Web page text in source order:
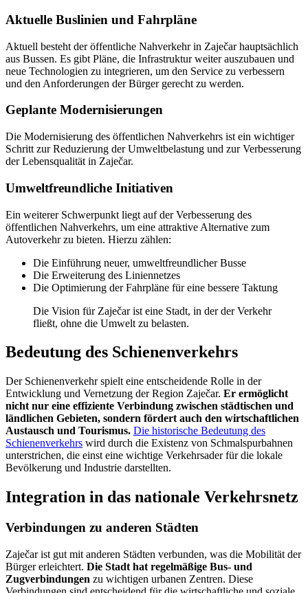
Aktuelle Buslinien und Fahrpläne
Aktuell besteht der öffentliche Nahverkehr in Zaječar hauptsächlich
aus Bussen. Es gibt Pläne, die Infrastruktur weiter auszubauen und
neue Technologien zu integrieren, um den Service zu verbessern
und den Anforderungen der Bürger gerecht zu werden.
Geplante Modernisierungen
Die Modernisierung des öffentlichen Nahverkehrs ist ein wichtiger
Schritt zur Reduzierung der Umweltbelastung und zur Verbesserung
der Lebensqualität in Zaječar.
Umweltfreundliche Initiativen
Ein weiterer Schwerpunkt liegt auf der Verbesserung des
öffentlichen Nahverkehrs, um eine attraktive Alternative zum
Autoverkehr zu bieten. Hierzu zählen:
Die Einführung neuer, umweltfreundlicher Busse
Die Erweiterung des Liniennetzes
Die Optimierung der Fahrpläne für eine bessere Taktung
Die Vision für Zaječar ist eine Stadt, in der der Verkehr
fließt, ohne die Umwelt zu belasten.
Bedeutung des Schienenverkehrs
Der Schienenverkehr spielt eine entscheidende Rolle in der
Entwicklung und Vernetzung der Region Zaječar. Er ermöglicht
nicht nur eine effiziente Verbindung zwischen städtischen und
ländlichen Gebieten, sondern fördert auch den wirtschaftlichen
Austausch und Tourismus. Die historische Bedeutung des
Schienenverkehrs wird durch die Existenz von Schmalspurbahnen
unterstrichen, die einst eine wichtige Verkehrsader für die lokale
Bevölkerung und Industrie darstellten.
Integration in das nationale Verkehrsnetz
Verbindungen zu anderen Städten
Zaječar ist gut mit anderen Städten verbunden, was die Mobilität der
Bürger erleichtert. Die Stadt hat regelmäßige Bus- und
Zugverbindungen zu wichtigen urbanen Zentren. Diese